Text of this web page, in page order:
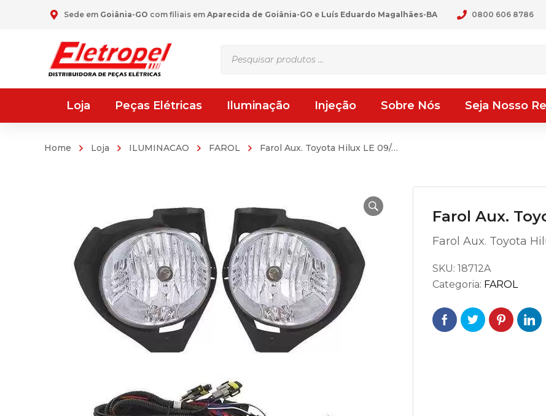
Sede em Goiânia-GO com filiais em Aparecida de Goiânia-GO e Luís Eduardo Magalhães-BA 0800 606 8786
Loja Peças Elétricas Iluminação Injeção Sobre Nós Seja Nosso
Home Loja ILUMINACAO FAROL Farol Aux. Toyota Hilux LE 09/…
Farol Aux.
Farol Aux. Toyota
SKU: 18712A
Categoria: FAROL